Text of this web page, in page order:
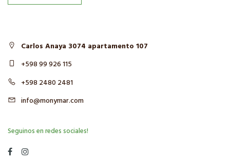
Carlos Anaya 3074 apartamento 107
+598 99 926 115
+598 2480 2481
info@monymar.com
Seguinos en redes sociales!